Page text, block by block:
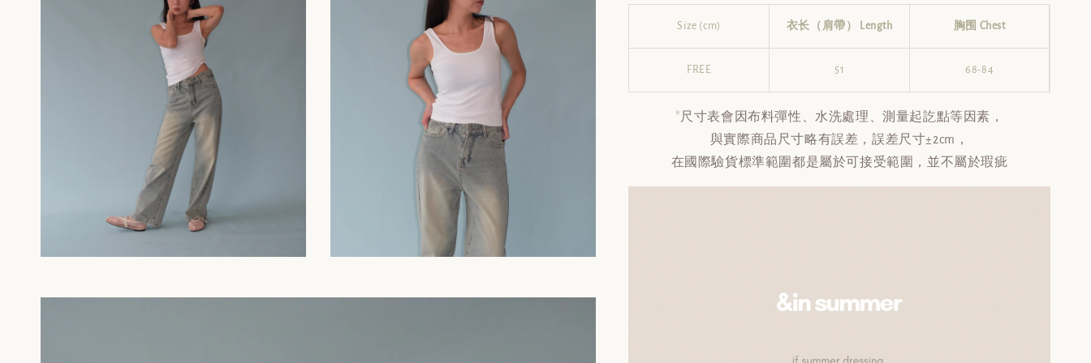
Size (cm) 衣长（肩帶） Length 胸围 Chest
FREE 51 68-84
*尺寸表會因布料彈性、水洗處理、測量起訖點等因素，
與實際商品尺寸略有誤差，誤差尺寸±2cm，
在國際驗貨標準範圍都是屬於可接受範圍，並不屬於瑕疵